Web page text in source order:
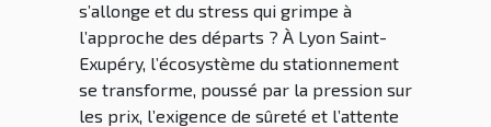
s’allonge et du stress qui grimpe à
l’approche des départs ? À Lyon Saint-
Exupéry, l’écosystème du stationnement
se transforme, poussé par la pression sur
les prix, l’exigence de sûreté et l’attente